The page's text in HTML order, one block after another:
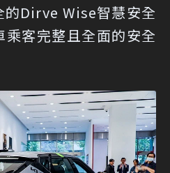
的Dirve Wise智慧安全
客完整且全面的安全